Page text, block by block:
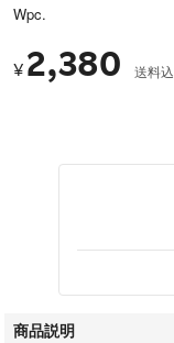
Wpc.
¥ 2,380 送料込
商品説明